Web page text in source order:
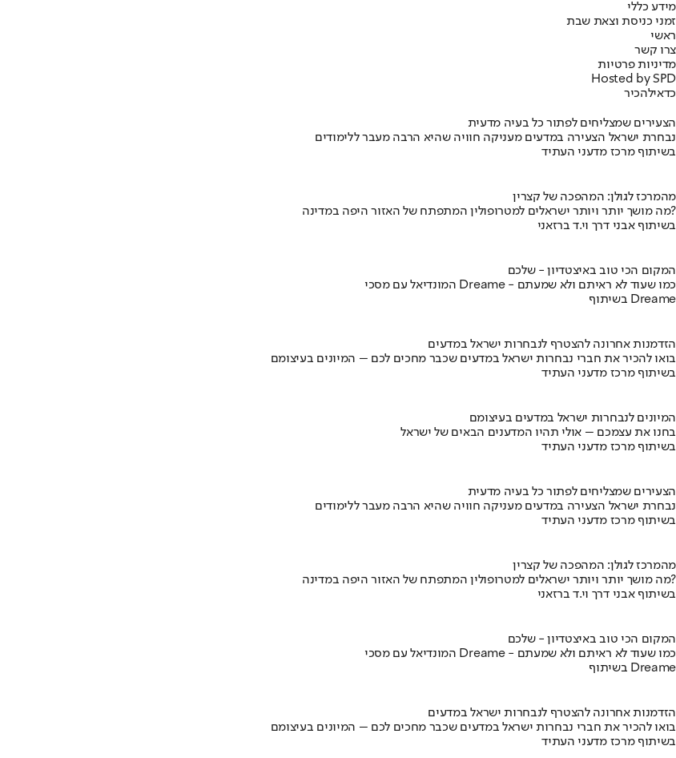
מידע כללי
זמני כניסת וצאת שבת
ראשי
צרו קשר
מדיניות פרטיות
Hosted by SPD
כדאילהכיר
הצעירים שמצליחים לפתור כל בעיה מדעית
נבחרת ישראל הצעירה במדעים מעניקה חוויה שהיא הרבה מעבר ללימודים
בשיתוף מרכז מדעני העתיד
מהמרכז לגולן: המהפכה של קצרין
מה מושך יותר ויותר ישראלים למטרופולין המתפתח של האזור היפה במדינה?
בשיתוף אבני דרך וי.ד ברזאני
המקום הכי טוב באיצטדיון - שלכם
המונדיאל עם מסכי Dreame - כמו שעוד לא ראיתם ולא שמעתם
בשיתוף Dreame
הזדמנות אחרונה להצטרף לנבחרות ישראל במדעים
בואו להכיר את חברי נבחרות ישראל במדעים שכבר מחכים לכם – המיונים בעיצומם
בשיתוף מרכז מדעני העתיד
המיונים לנבחרות ישראל במדעים בעיצומם
בחנו את עצמכם – אולי תהיו המדענים הבאים של ישראל
בשיתוף מרכז מדעני העתיד
הצעירים שמצליחים לפתור כל בעיה מדעית
נבחרת ישראל הצעירה במדעים מעניקה חוויה שהיא הרבה מעבר ללימודים
בשיתוף מרכז מדעני העתיד
מהמרכז לגולן: המהפכה של קצרין
מה מושך יותר ויותר ישראלים למטרופולין המתפתח של האזור היפה במדינה?
בשיתוף אבני דרך וי.ד ברזאני
המקום הכי טוב באיצטדיון - שלכם
המונדיאל עם מסכי Dreame - כמו שעוד לא ראיתם ולא שמעתם
בשיתוף Dreame
הזדמנות אחרונה להצטרף לנבחרות ישראל במדעים
בואו להכיר את חברי נבחרות ישראל במדעים שכבר מחכים לכם – המיונים בעיצומם
בשיתוף מרכז מדעני העתיד